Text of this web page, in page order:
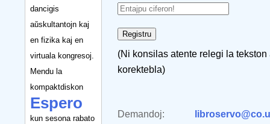
dancigis
aŭskultantojn kaj
en fizika kaj en
virtuala kongresoj.
Mendu la
kompaktdiskon
Espero
kun sesona rabato
(Ni konsilas atente relegi la
korektebla)
Demandoj: